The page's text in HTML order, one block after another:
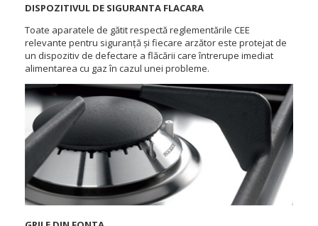
DISPOZITIVUL DE SIGURANTA FLACARA
Toate aparatele de gătit respectă reglementările CEE
relevante pentru siguranță și fiecare arzător este protejat de
un dispozitiv de defectare a flăcării care întrerupe imediat
alimentarea cu gaz în cazul unei probleme.